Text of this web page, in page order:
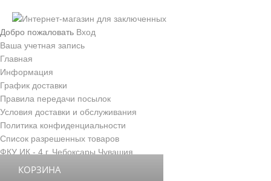
Добро пожаловать Вход
Ваша учетная запись
Главная
Информация
График доставки
Правила передачи посылок
Условия доставки и обслуживания
Политика конфиденциальности
Список разрешенных товаров
ФКУ ИК - 4 г. Чебоксары Чувашия
ФКУ ИК - 3 г. Новочебоксарск Чувашия
КОРЗИНА